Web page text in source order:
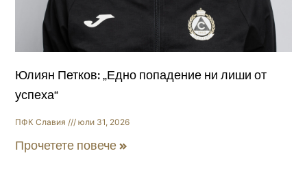
Юлиян Петков: „Едно попадение ни лиши от
успеха“
ПФК Славия юли 31, 2026
Прочетете повече »